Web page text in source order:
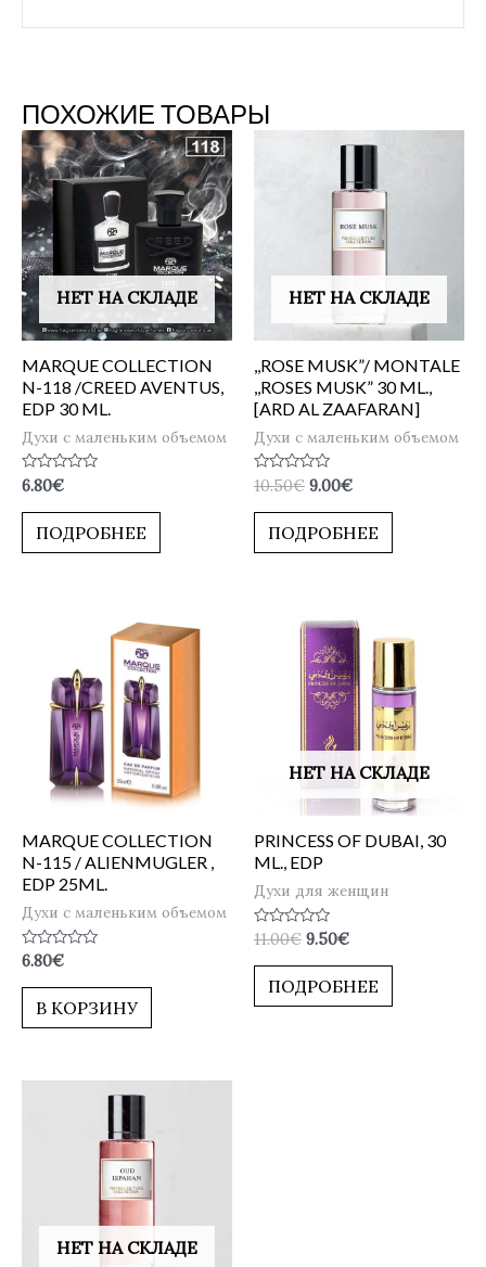
ПОХОЖИЕ ТОВАРЫ
НЕТ НА СКЛАДЕ
MARQUE COLLECTION
N-118 /CREED AVENTUS,
EDP 30 ML.
Духи с маленьким объемом
Оценка
0
из
6.80€
ПОДРОБНЕЕ
НЕТ НА СКЛАДЕ
,,ROSE MUSK”/ MONTALE
,,ROSES MUSK” 30 ML.,
[ARD AL ZAAFARAN]
Духи с маленьким объемом
Оценка
0
из
10.50€ 9.00€
ПОДРОБНЕЕ
MARQUE COLLECTION
N-115 / ALIENMUGLER ,
EDP 25ML.
Духи с маленьким объемом
Оценка
из
6.80€
В КОРЗИНУ
НЕТ НА СКЛАДЕ
PRINCESS OF DUBAI, 30
ML., EDP
Духи для женщин
Оценка
из
11.00€ 9.50€
ПОДРОБНЕЕ
НЕТ НА СКЛАДЕ